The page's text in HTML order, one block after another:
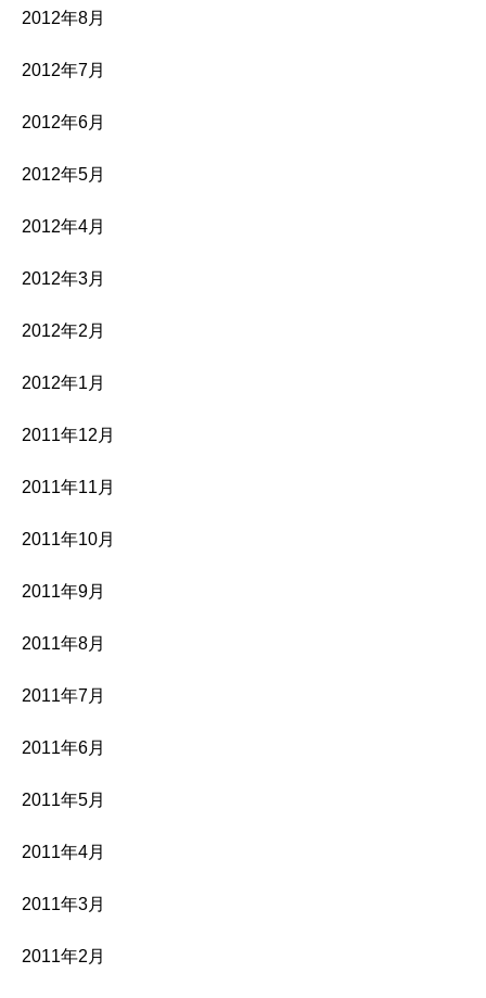
2012年8月
2012年7月
2012年6月
2012年5月
2012年4月
2012年3月
2012年2月
2012年1月
2011年12月
2011年11月
2011年10月
2011年9月
2011年8月
2011年7月
2011年6月
2011年5月
2011年4月
2011年3月
2011年2月